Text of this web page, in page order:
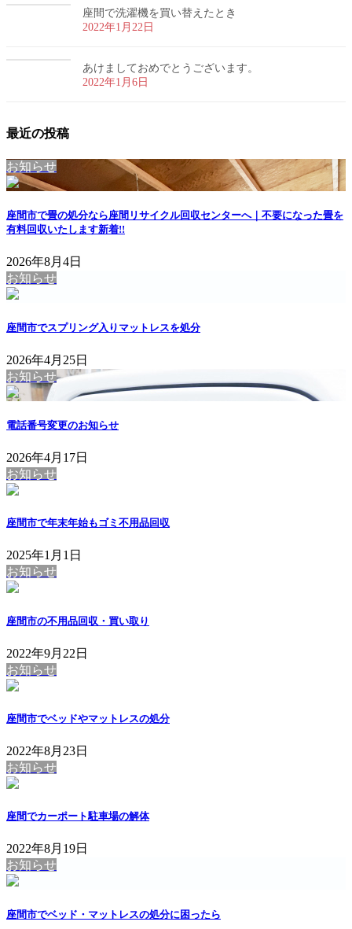
座間で洗濯機を買い替えたとき
2022年1月22日
あけましておめでとうございます。
2022年1月6日
最近の投稿
お知らせ
座間市で畳の処分なら座間リサイクル回収センターへ｜不要になった畳を
有料回収いたします新着!!
2026年8月4日
お知らせ
座間市でスプリング入りマットレスを処分
2026年4月25日
お知らせ
電話番号変更のお知らせ
2026年4月17日
お知らせ
座間市で年末年始もゴミ不用品回収
2025年1月1日
お知らせ
座間市の不用品回収・買い取り
2022年9月22日
お知らせ
座間市でベッドやマットレスの処分
2022年8月23日
お知らせ
座間でカーポート駐車場の解体
2022年8月19日
お知らせ
座間市でベッド・マットレスの処分に困ったら